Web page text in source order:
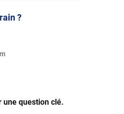
?
une question clé.